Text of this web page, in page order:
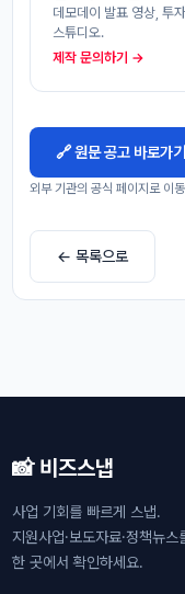
데모데이 발표 영상, 투
스튜디오.
제작 문의하기 →
🔗 원문 공고 바로가기
외부 기관의 공식 페이지로 이
← 목록으로
📸 비즈스냅
사업 기회를 빠르게 스냅.
지원사업·보도자료·정책뉴스
한 곳에서 확인하세요.